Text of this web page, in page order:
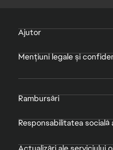
Ajutor
Mențiuni legale și
Rambursări
Responsabilitatea socială